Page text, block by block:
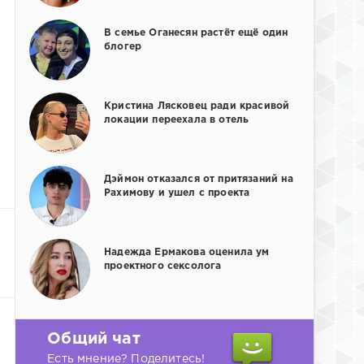
В семье Оганесян растёт ещё один
блогер
Кристина Лясковец ради красивой
локации переехала в отель
Дэймон отказался от притязаний на
Рахимову и ушел с проекта
Надежда Ермакова оценила ум
проектного сексолога
Общий чат
Есть мнение? Поделитесь!